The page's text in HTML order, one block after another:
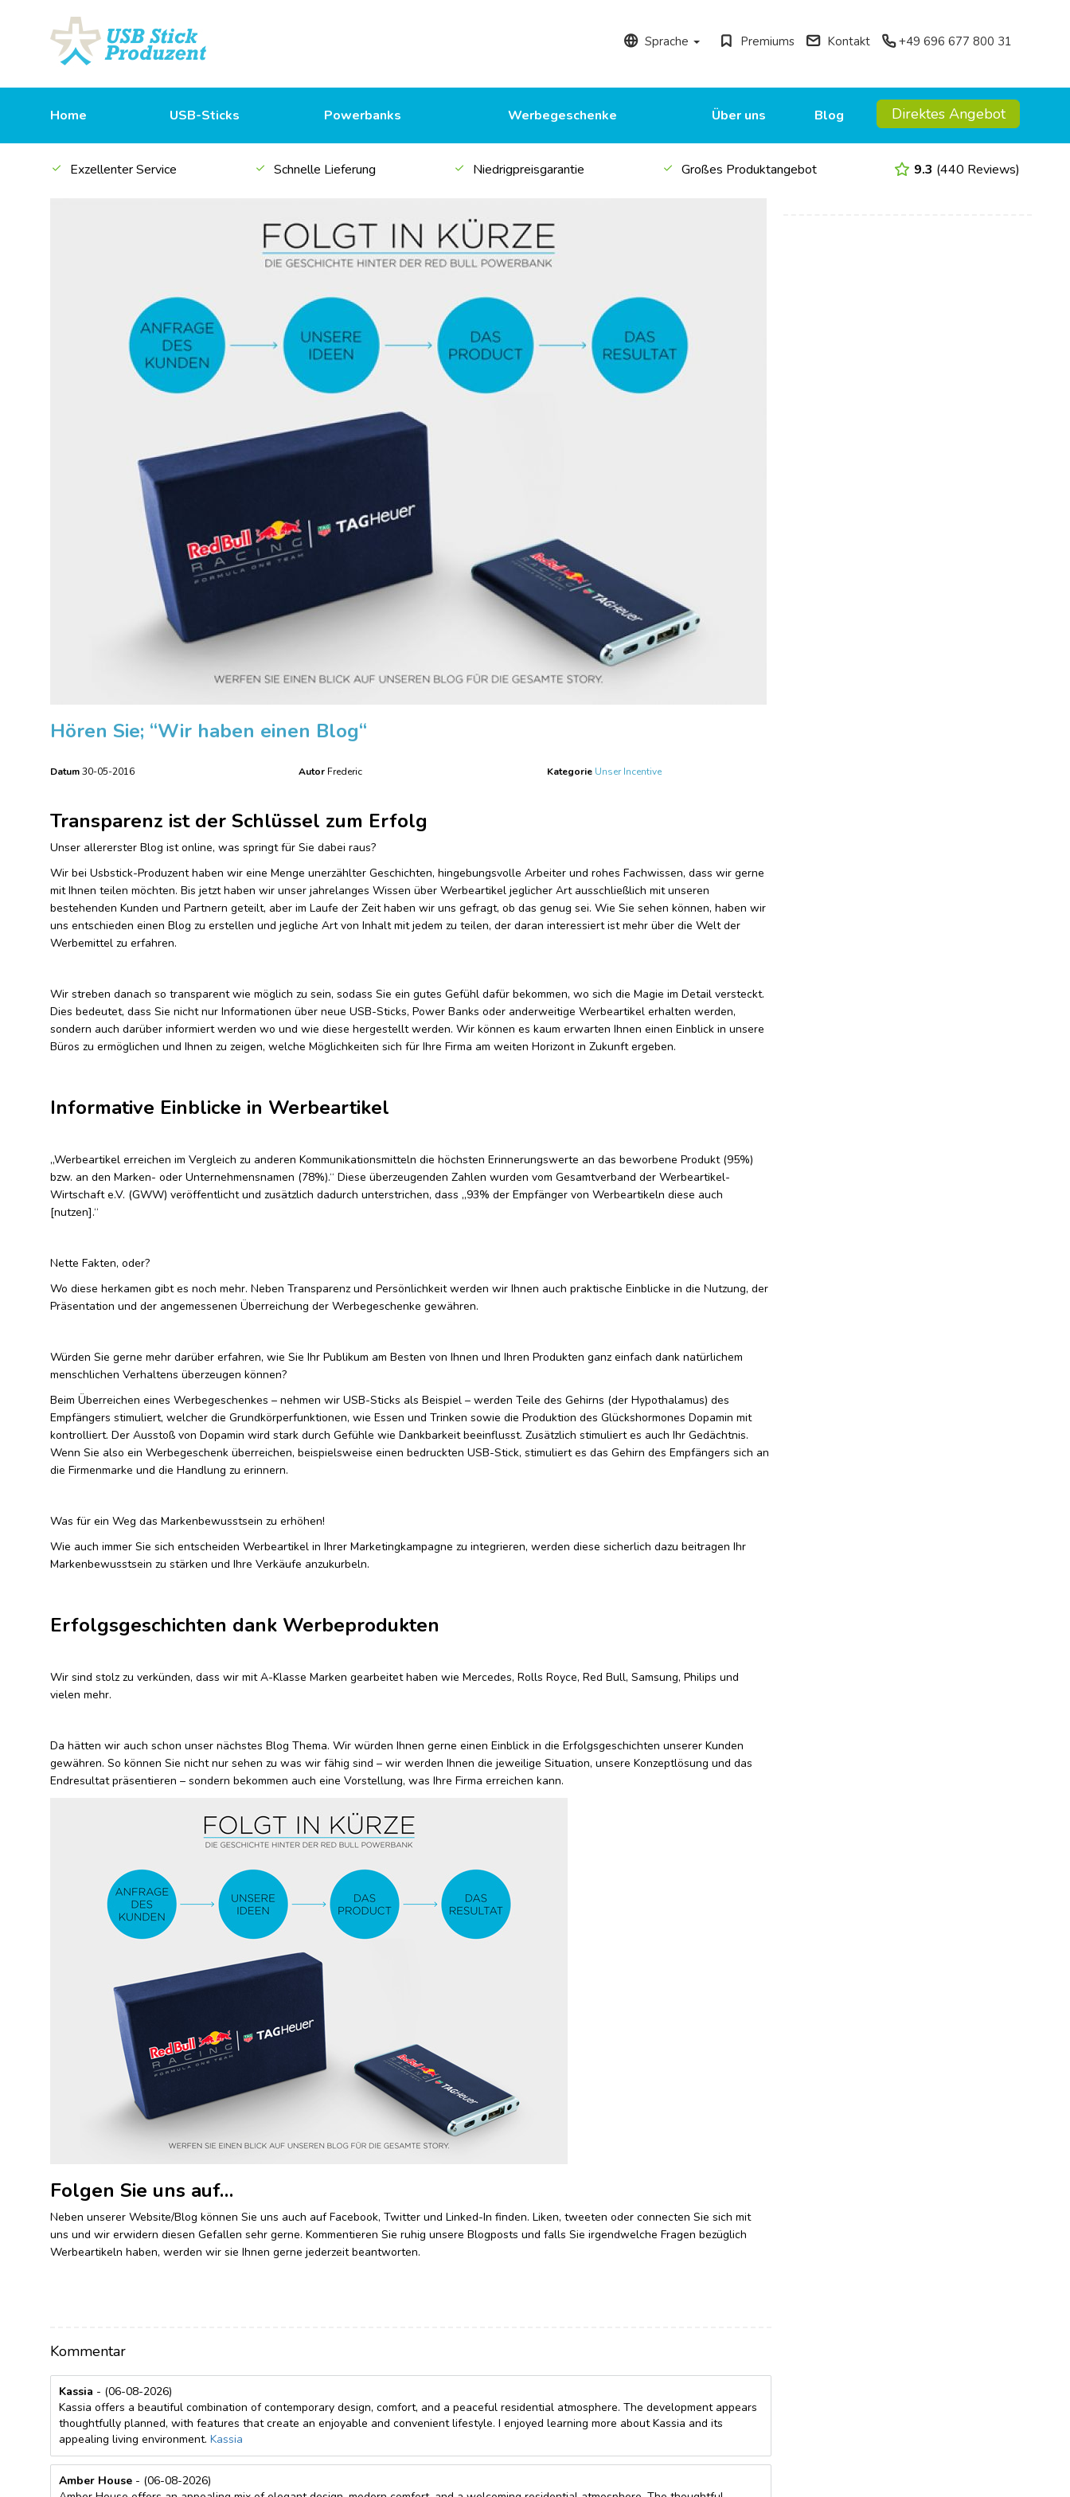
Sprache Premiums Kontakt +49 696 677 800 31
Home USB-Sticks Powerbanks Werbegeschenke Über uns Blog Direktes Angebot
Exzellenter Service Schnelle Lieferung Niedrigpreisgarantie Großes Produktangebot 9.3 (440 Reviews)
Hören Sie; “Wir haben einen Blog“
Datum30-05-2016 AutorFrederic Kategorie Unser Incentive
Transparenz ist der Schlüssel zum Erfolg
Unser allererster Blog ist online, was springt für Sie dabei raus?
Wir bei Usbstick-Produzent haben wir eine Menge unerzählter Geschichten, hingebungsvolle Arbeiter und rohes Fachwissen, dass wir gerne
mit Ihnen teilen möchten. Bis jetzt haben wir unser jahrelanges Wissen über Werbeartikel jeglicher Art ausschließlich mit unseren
bestehenden Kunden und Partnern geteilt, aber im Laufe der Zeit haben wir uns gefragt, ob das genug sei. Wie Sie sehen können, haben wir
uns entschieden einen Blog zu erstellen und jegliche Art von Inhalt mit jedem zu teilen, der daran interessiert ist mehr über die Welt der
Werbemittel zu erfahren.
Wir streben danach so transparent wie möglich zu sein, sodass Sie ein gutes Gefühl dafür bekommen, wo sich die Magie im Detail versteckt.
Dies bedeutet, dass Sie nicht nur Informationen über neue USB-Sticks, Power Banks oder anderweitige Werbeartikel erhalten werden,
sondern auch darüber informiert werden wo und wie diese hergestellt werden. Wir können es kaum erwarten Ihnen einen Einblick in unsere
Büros zu ermöglichen und Ihnen zu zeigen, welche Möglichkeiten sich für Ihre Firma am weiten Horizont in Zukunft ergeben.
Informative Einblicke in Werbeartikel
„Werbeartikel erreichen im Vergleich zu anderen Kommunikationsmitteln die höchsten Erinnerungswerte an das beworbene Produkt (95%)
bzw. an den Marken- oder Unternehmensnamen (78%).“ Diese überzeugenden Zahlen wurden vom Gesamtverband der Werbeartikel-
Wirtschaft e.V. (GWW) veröffentlicht und zusätzlich dadurch unterstrichen, dass „93% der Empfänger von Werbeartikeln diese auch
[nutzen].“
Nette Fakten, oder?
Wo diese herkamen gibt es noch mehr. Neben Transparenz und Persönlichkeit werden wir Ihnen auch praktische Einblicke in die Nutzung, der
Präsentation und der angemessenen Überreichung der Werbegeschenke gewähren.
Würden Sie gerne mehr darüber erfahren, wie Sie Ihr Publikum am Besten von Ihnen und Ihren Produkten ganz einfach dank natürlichem
menschlichen Verhaltens überzeugen können?
Beim Überreichen eines Werbegeschenkes – nehmen wir USB-Sticks als Beispiel – werden Teile des Gehirns (der Hypothalamus) des
Empfängers stimuliert, welcher die Grundkörperfunktionen, wie Essen und Trinken sowie die Produktion des Glückshormones Dopamin mit
kontrolliert. Der Ausstoß von Dopamin wird stark durch Gefühle wie Dankbarkeit beeinflusst. Zusätzlich stimuliert es auch Ihr Gedächtnis.
Wenn Sie also ein Werbegeschenk überreichen, beispielsweise einen bedruckten USB-Stick, stimuliert es das Gehirn des Empfängers sich an
die Firmenmarke und die Handlung zu erinnern.
Was für ein Weg das Markenbewusstsein zu erhöhen!
Wie auch immer Sie sich entscheiden Werbeartikel in Ihrer Marketingkampagne zu integrieren, werden diese sicherlich dazu beitragen Ihr
Markenbewusstsein zu stärken und Ihre Verkäufe anzukurbeln.
Erfolgsgeschichten dank Werbeprodukten
Wir sind stolz zu verkünden, dass wir mit A-Klasse Marken gearbeitet haben wie Mercedes, Rolls Royce, Red Bull, Samsung, Philips und
vielen mehr.
Da hätten wir auch schon unser nächstes Blog Thema. Wir würden Ihnen gerne einen Einblick in die Erfolgsgeschichten unserer Kunden
gewähren. So können Sie nicht nur sehen zu was wir fähig sind – wir werden Ihnen die jeweilige Situation, unsere Konzeptlösung und das
Endresultat präsentieren – sondern bekommen auch eine Vorstellung, was Ihre Firma erreichen kann.
Folgen Sie uns auf…
Neben unserer Website/Blog können Sie uns auch auf Facebook, Twitter und Linked-In finden. Liken, tweeten oder connecten Sie sich mit
uns und wir erwidern diesen Gefallen sehr gerne. Kommentieren Sie ruhig unsere Blogposts und falls Sie irgendwelche Fragen bezüglich
Werbeartikeln haben, werden wir sie Ihnen gerne jederzeit beantworten.
Kommentar
Kassia - (06-08-2026)
Kassia offers a beautiful combination of contemporary design, comfort, and a peaceful residential atmosphere. The development appears
thoughtfully planned, with features that create an enjoyable and convenient lifestyle. I enjoyed learning more about Kassia and its
appealing living environment. Kassia
Amber House - (06-08-2026)